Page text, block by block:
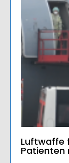
Luftwaffe
Patienten